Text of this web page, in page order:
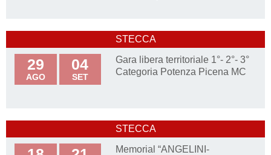
STECCA
29
AGO
04
SET
Gara libera territoriale 1°- 2°- 3°
Categoria Potenza Picena MC
STECCA
Memorial “ANGELINI-